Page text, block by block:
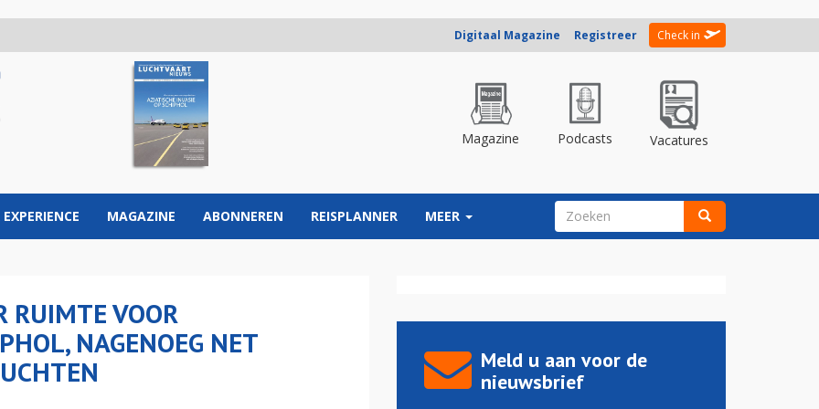
Digitaal Magazine Registreer Check in
Magazine Podcasts Vacatures
EXPERIENCE MAGAZINE ABONNEREN REISPLANNER MEER ZOEKVELD
RUIMTE VOOR
NAGENOEG NET
Meld u aan voor de
nieuwsbrief